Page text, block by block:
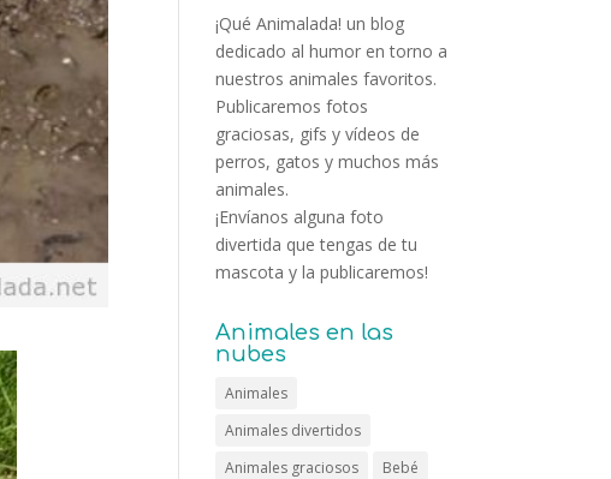
¡Qué Animalada! un blog
dedicado al humor en torno a
nuestros animales favoritos.
Publicaremos fotos
graciosas, gifs y vídeos de
perros, gatos y muchos más
animales.
¡Envíanos alguna foto
divertida que tengas de tu
mascota y la publicaremos!
Animales en las
nubes
Animales
Animales divertidos
Animales graciosos
Bebé